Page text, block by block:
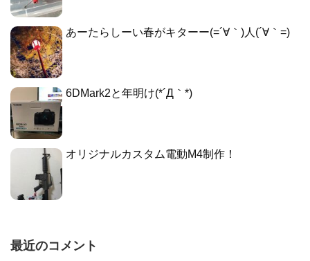
あーたらしーい春がキターー(=´∀｀)人(´∀｀=)
6DMark2と年明け(*´Д｀*)
オリジナルカスタム電動M4制作！
最近のコメント